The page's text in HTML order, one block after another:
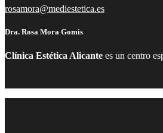
rosamora@mediestetica.es
Dra. Rosa Mora Gomis
Clínica Estética Alicante es un centro